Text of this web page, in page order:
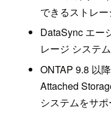
できるストレ
DataSync エー
レージ システ
ONTAP 9.8 以
Attached
システムをサポ